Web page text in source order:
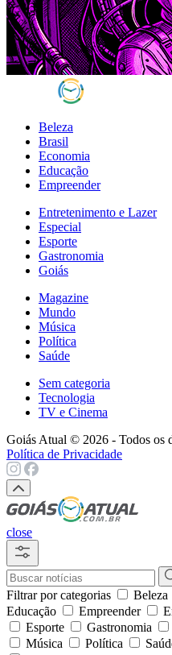
Beleza
Brasil
Economia
Educação
Empreender
Entretenimento e Lazer
Especial
Esporte
Gastronomia
Goiás
Magazine
Mundo
Música
Política
Saúde
Sem categoria
Tecnologia
TV e Cinema
Goiás Atual © 2026 - Todos os
Política de Privacidade
close
Filtrar por categorias Beleza
Educação
Empreender
Esporte
Gastronomia
Música
Política